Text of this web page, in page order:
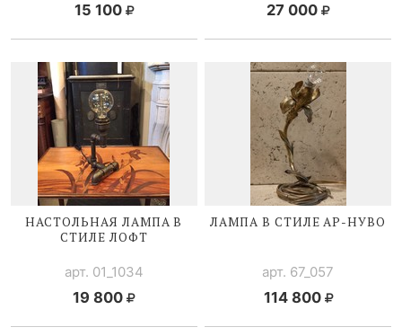
15 100 27 000
НАСТОЛЬНАЯ ЛАМПА В
СТИЛЕ ЛОФТ
арт. 01_1034
19 800
ЛАМПА В СТИЛЕАР-НУВО
арт. 67_057
114 800